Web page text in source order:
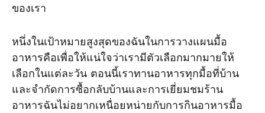
ของเรา
หนึ่งในเป้าหมายสูงสุดของฉันในการวางแผนมื้อ
อาหารคือเพื่อให้แน่ใจว่าเรามีตัวเลือกมากมายให้
เลือกในแต่ละวัน ตอนนี้เราทานอาหารทุกมื้อที่บ้าน
และจํากัดการซื้อกลับบ้านและการเยี่ยมชมร้าน
อาหารฉันไม่อยากเหนื่อยหน่ายกับการกินอาหารมื้อ